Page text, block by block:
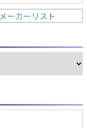
ーカーリスト